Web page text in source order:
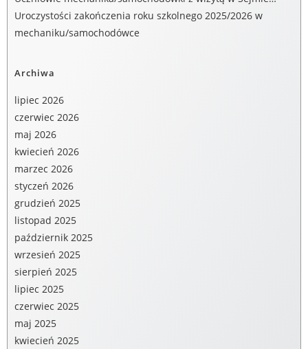
Uroczystości zakończenia roku szkolnego 2025/2026 w
mechaniku/samochodówce
Archiwa
lipiec 2026
czerwiec 2026
maj 2026
kwiecień 2026
marzec 2026
styczeń 2026
grudzień 2025
listopad 2025
październik 2025
wrzesień 2025
sierpień 2025
lipiec 2025
czerwiec 2025
maj 2025
kwiecień 2025